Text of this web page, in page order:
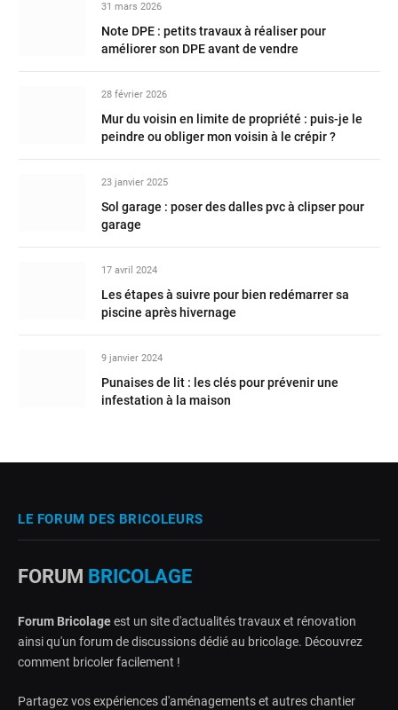
31 mars 2026
Note DPE : petits travaux à réaliser pour
améliorer son DPE avant de vendre
28 février 2026
Mur du voisin en limite de propriété : puis-je le
peindre ou obliger mon voisin à le crépir ?
23 janvier 2025
Sol garage : poser des dalles pvc à clipser pour
garage
17 avril 2024
Les étapes à suivre pour bien redémarrer sa
piscine après hivernage
9 janvier 2024
Punaises de lit : les clés pour prévenir une
infestation à la maison
LE FORUM DES BRICOLEURS
FORUM BRICOLAGE
Forum Bricolageest un site d'actualités travaux et rénovation
ainsi qu'un forum de discussions dédié au bricolage. Découvrez
comment bricoler facilement !
Partagez vos expériences d'aménagements et autres chantier